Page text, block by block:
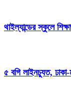
থাইল্যান্ডের স্কুলে
৫ বগি লাইনচ্যুত,